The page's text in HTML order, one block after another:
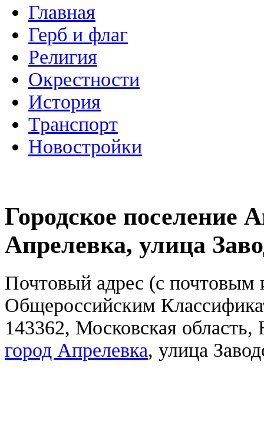
Главная
Герб и флаг
Религия
Окрестности
История
Транспорт
Новостройки
Городское поселение
Апрелевка, улица
Почтовый адрес (с почтовым
Общероссийским
143362, Московская
город Апрелевка, улица